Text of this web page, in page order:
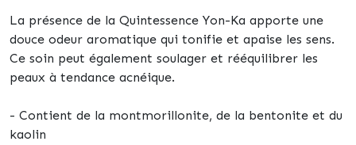
La présence de la Quintessence Yon-Ka apporte une
douce odeur aromatique qui tonifie et apaise les sens.
Ce soin peut également soulager et rééquilibrer les
peaux à tendance acnéique.
- Contient de la montmorillonite, de la bentonite et du
kaolin